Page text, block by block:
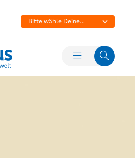
Bitte wähle Deine